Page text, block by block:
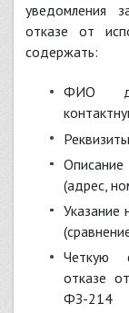
уведомления
отказе от
содержать:
ФИО дольщика, паспортные данные,
Описание объекта долевого строительства
(адрес,
Указание на нарушение срока передачи объекта
Четкую формулировку об одностороннем
отказе
ФЗ-214